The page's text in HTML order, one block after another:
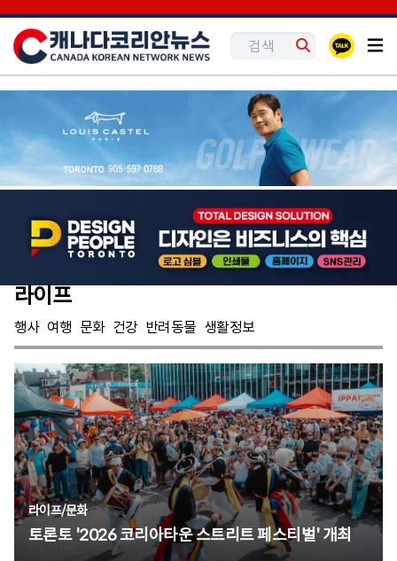
라이프
행사 여행 문화 건강 반려동물 생활정보
라이프/문화
토론토 '2026 코리아타운 스트리트 페스티벌' 개최